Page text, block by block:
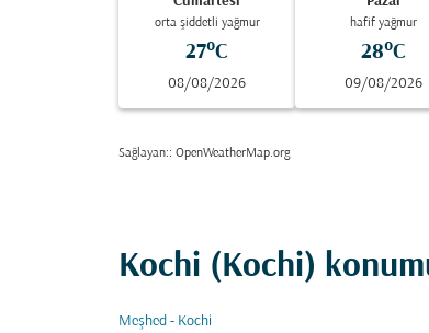
orta şiddetli yağmur
27°C
08/08/2026
hafif yağmur
28°C
09/08/2026
Sağlayan:: OpenWeatherMap.org
Kochi (Kochi)
Meşhed - Kochi